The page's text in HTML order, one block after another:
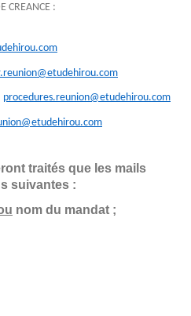
CREANCE :
procedures.reunion@etudehirou.com
traités que les mails
suivantes :
nom du mandat ;